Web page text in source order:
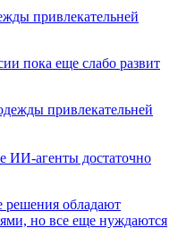
привлекательней
пока еще слабо развит
ИИ-агенты достаточно
решения обладают
но все еще нуждаются